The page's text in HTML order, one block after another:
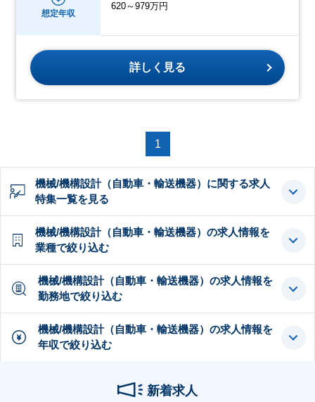
想定年収
620～979万円
詳しく見る
1
機械/機構設計（自動車・輸送機器）に関する求人
特集一覧を見る
機械/機構設計（自動車・輸送機器）の求人情報を
業種で絞り込む
機械/機構設計（自動車・輸送機器）の求人情報を
勤務地で絞り込む
機械/機構設計（自動車・輸送機器）の求人情報を
年収で絞り込む
新着求人